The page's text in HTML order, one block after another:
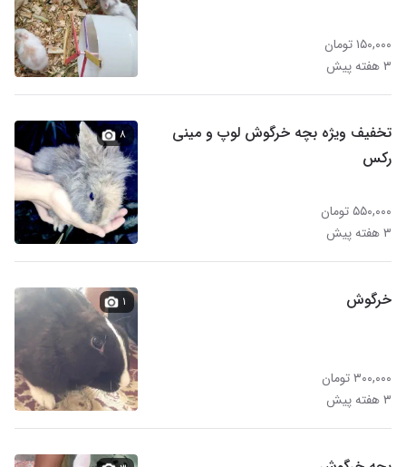
۱۵۰,۰۰۰ تومان
۳ هفته پیش
تخفیف ویژه بچه خرگوش لوپ و مینی
رکس
۵۵۰,۰۰۰ تومان
۳ هفته پیش
۸
خرگوش
۳۰۰,۰۰۰ تومان
۳ هفته پیش
۱